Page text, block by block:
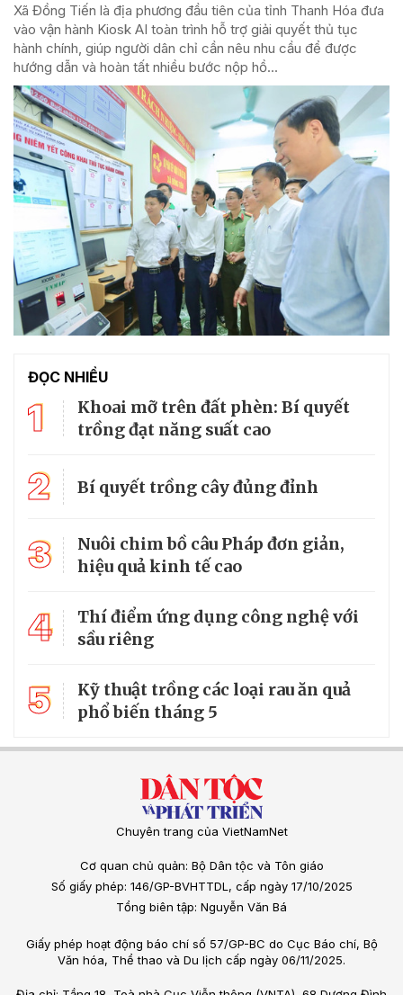
Xã Đồng Tiến là địa phương đầu tiên của tỉnh Thanh Hóa đưa
vào vận hành Kiosk AI toàn trình hỗ trợ giải quyết thủ tục
hành chính, giúp người dân chỉ cần nêu nhu cầu để được
hướng dẫn và hoàn tất nhiều bước nộp hồ...
ĐỌC NHIỀU
1
Khoai mỡ trên đất phèn: Bí quyết
trồng đạt năng suất cao
2 Bí quyết trồng cây đủng đỉnh
3
Nuôi chim bồ câu Pháp đơn giản,
hiệu quả kinh tế cao
4
Thí điểm ứng dụng công nghệ với
sầu riêng
5
Kỹ thuật trồng các loại rau ăn quả
phổ biến tháng 5
Chuyên trang của VietNamNet
Cơ quan chủ quản: Bộ Dân tộc và Tôn giáo
Số giấy phép: 146/GP-BVHTTDL, cấp ngày 17/10/2025
Tổng biên tập: Nguyễn Văn Bá
Giấy phép hoạt động báo chí số 57/GP-BC do Cục Báo chí, Bộ
Văn hóa, Thể thao và Du lịch cấp ngày 06/11/2025.